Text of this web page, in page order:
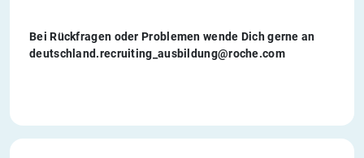
Bei Rückfragen oder Problemen wende Dich gerne an
deutschland.recruiting_ausbildung@roche.com